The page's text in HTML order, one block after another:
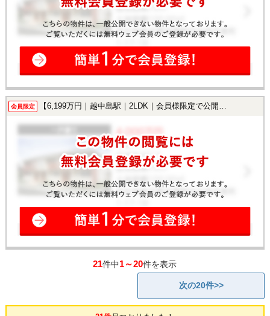
会員限定 【6,199万円｜越中島駅｜2LDK｜会員様限定で公開中！】
21件中1～20件を表示
次の20件>>